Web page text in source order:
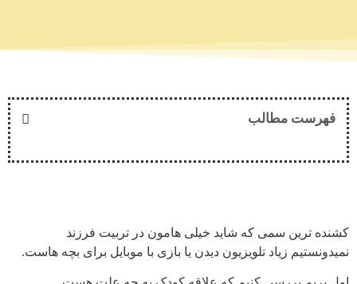
کشنده ترین سمی که شاید خیلی هامون در تربیت فرزند
نمیدونستیم زیاد تلویزیون دیدن یا بازی با موبایل برای بچه هاست.
فهرست مطالب